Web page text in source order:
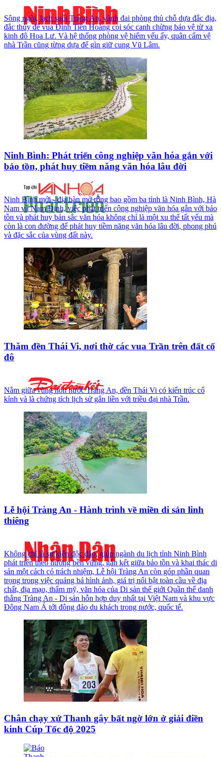
Sông ngòi, lạch suối Tràng An, vành đai phòng thủ chỗ dựa đắc địa,
đắc thủy để vua Đinh Tiên Hoàng coi sóc canh chừng bảo vệ từ xa
kinh đô Hoa Lư. Và hệ thống phòng vệ hiểm yếu ấy, quân cấm vệ
nhà Trần cũng từng dựa để gìn giữ cung Vũ Lâm.
Ninh Bình: Phát triển công nghiệp văn hóa gắn với
bảo tồn, phát huy tiềm năng văn hóa lâu đời
Ninh Bình mới - địa bàn mở rộng bao gồm ba tỉnh là Ninh Bình, Hà
Nam và Nam Định, việc phát triển công nghiệp văn hóa gắn với bảo
tồn và phát huy bản sắc văn hóa không chỉ là một xu thế tất yếu mà
còn là con đường để phát huy tiềm năng văn hóa lâu đời, phong phú
và đặc sắc của vùng đất này.
Thăm đền Thái Vi, nơi thờ các vua Trần trên đất cố
đô
Nằm giữa vùng non nước Tràng An, đền Thái Vi có kiến trúc cổ
kính và là chứng tích lịch sử gắn liền với triều đại nhà Trần.
Lễ hội Tràng An - Hành trình về miền di sản linh
thiêng
Không chỉ là sự kiện độc đáo, giúp ngành du lịch tỉnh Ninh Bình
phát triển theo hướng bền vững, gắn kết giữa bảo tồn và khai thác di
sản một cách có trách nhiệm, Lễ hội Tràng An còn góp phần quan
trọng trong việc quảng bá hình ảnh, giá trị nổi bật toàn cầu về địa
chất, địa mạo, thẩm mỹ, văn hóa của Di sản thế giới Quần thể danh
thắng Tràng An - Di sản hỗn hợp duy nhất tại Việt Nam và khu vực
Đông Nam Á tới đông đảo du khách trong nước, quốc tế.
Chân chạy xứ Thanh gây bất ngờ lớn ở giải điền
kinh Cúp Tốc độ 2025